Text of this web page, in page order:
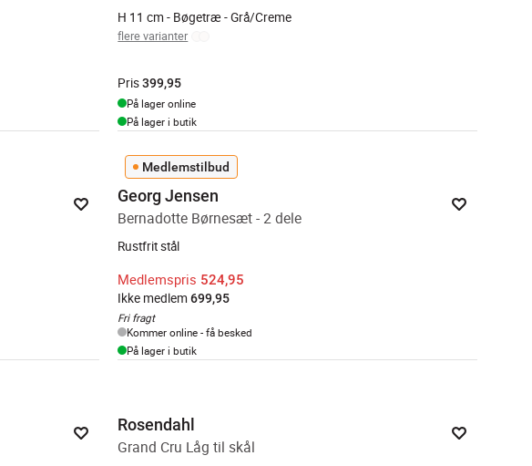
H 11 cm - Bøgetræ - Grå/Creme
flere varianter
Pris 399,95
På lager online
På lager i butik
Medlemstilbud
Georg Jensen
Bernadotte Børnesæt - 2 dele
Rustfrit stål
Medlemspris 524,95
Ikke medlem 699,95
Fri fragt
Kommer online - få besked
På lager i butik
Rosendahl
Grand Cru Låg til skål